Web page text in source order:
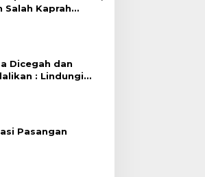
Salah Kaprah
Dicegah dan
: Lindungi
Pasangan